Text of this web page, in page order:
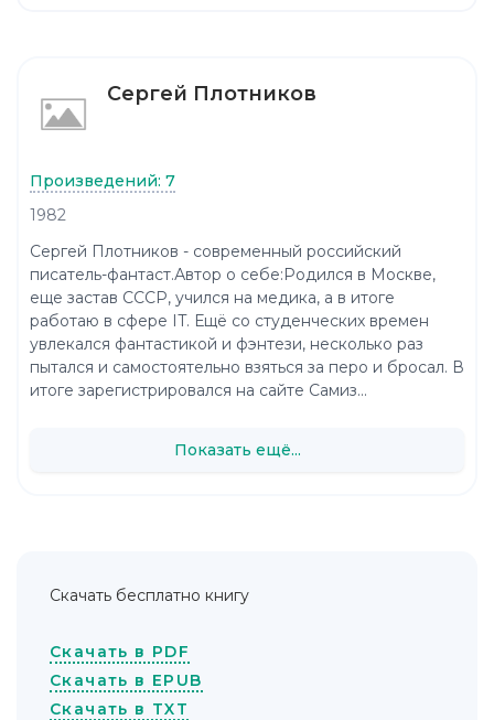
Сергей Плотников
Произведений: 7
1982
Сергей Плотников - современный российский
писатель-фантаст.Автор о себе:Родился в Москве,
еще застав СССР, учился на медика, а в итоге
работаю в сфере IT. Ещё со студенческих времен
увлекался фантастикой и фэнтези, несколько раз
пытался и самостоятельно взяться за перо и бросал. В
итоге зарегистрировался на сайте Самиз...
Показать ещё...
Скачать бесплатно книгу
Скачать в PDF
Скачать в EPUB
Скачать в TXT